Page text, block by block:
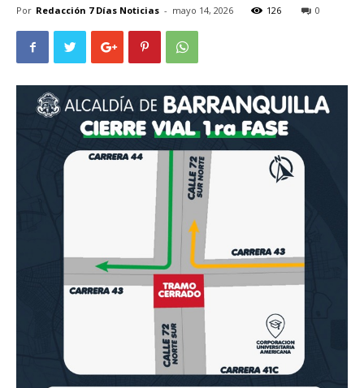
Por Redacción 7 Días Noticias - mayo 14, 2026 126 0